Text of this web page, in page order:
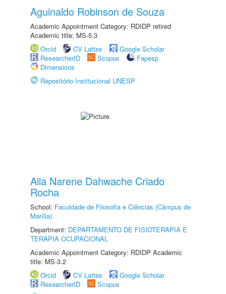
Aguinaldo Robinson de Souza
Academic Appointment Category: RDIDP retired
Academic title: MS-5.3
Orcid
CV Lattes
Google Scholar
ResearcherID
Scopus
Fapesp
Dimensions
Repositório Institucional UNESP
Aila Narene Dahwache Criado
Rocha
School: Faculdade de Filosofia e Ciências (Câmpus de
Marília)
Department: DEPARTAMENTO DE FISIOTERAPIA E
TERAPIA OCUPACIONAL
Academic Appointment Category: RDIDP Academic
title: MS-3.2
Orcid
CV Lattes
Google Scholar
ResearcherID
Scopus